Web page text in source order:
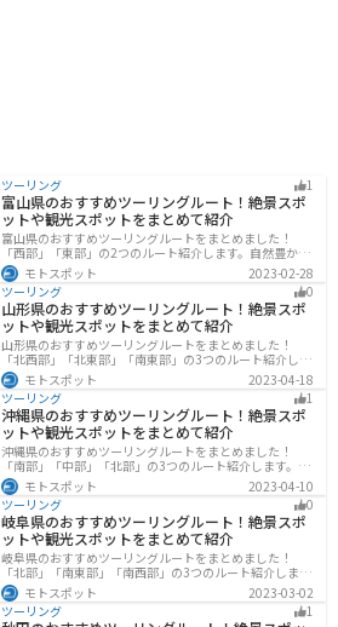
ツーリング 1
富山県のおすすめツーリングルート！絶景スポ
ットや観光スポットをまとめて紹介
富山県のおすすめツーリングルートをまとめました！
「西部」「東部」の2つのルート紹介します。自然豊かな
山と海、温泉が充実しており、美術館などもあるので、
自然を満喫するツーリングができます。バイクで富山県
にツーリングに行く際は参考にしてください。
モトスポット
2023-02-28
ツーリング
0
山形県のおすすめツーリングルート！絶景スポ
ットや観光スポットをまとめて紹介
山形県のおすすめツーリングルートをまとめました！
「北西部」「北東部」「南東部」の3つのルート紹介しま
す。豊かな自然と歴史的な観光スポット、山と海どちら
も堪能できるスポットが多数あります。バイクで山形県
にツーリングに行く際は参考にしてください。
モトスポット
2023-04-18
ツーリング
1
沖縄県のおすすめツーリングルート！絶景スポ
ットや観光スポットをまとめて紹介
沖縄県のおすすめツーリングルートをまとめました！
「南部」「中部」「北部」の3つのルート紹介します。美
しいビーチや歴史と文化に溢れたスポットが多数あり、
様々な楽しみ方ができます。バイクで沖縄県にツーリン
グに行く際は参考にしてください。
モトスポット
2023-04-10
ツーリング
0
岐阜県のおすすめツーリングルート！絶景スポ
ットや観光スポットをまとめて紹介
岐阜県のおすすめツーリングルートをまとめました！
「北部」「南東部」「南西部」の3つのルート紹介しま
す。自然豊かな山が充実しており、山を生かした施設や
グルメ、絶景スポットなど、自然を満喫するツーリング
ができます。バイクで岐阜県にツーリングに行く際は参
モトスポット
2023-03-02
ツーリング
1